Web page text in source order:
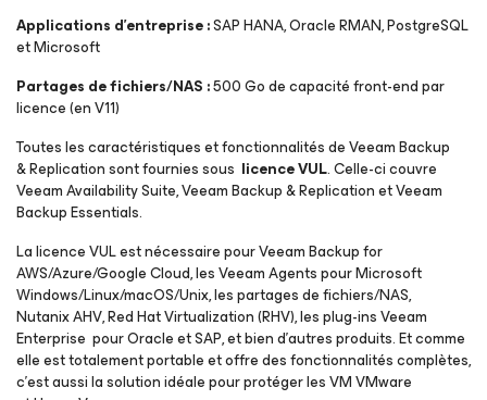
Applications d’entreprise :SAP HANA, Oracle RMAN, PostgreSQL
et Microsoft
Partages de fichiers/NAS :500 Go de capacité front-end par
licence (en V11)
Toutes les caractéristiques et fonctionnalités de Veeam Backup
& Replication sont fournies sous licence VUL. Celle-ci couvre
Veeam Availability Suite, Veeam Backup & Replication et Veeam
Backup Essentials.
La licence VUL est nécessaire pour Veeam Backup for
AWS/Azure/Google Cloud, les Veeam Agentspour Microsoft
Windows/Linux/macOS/Unix, les partages de fichiers/NAS,
Nutanix AHV, Red Hat Virtualization (RHV), les plug-ins Veeam
Enterprise pour Oracle et SAP, et bien d’autres produits. Et comme
elle est totalement portable et offre des fonctionnalités complètes,
c’est aussi la solution idéale pour protéger les VM VMware